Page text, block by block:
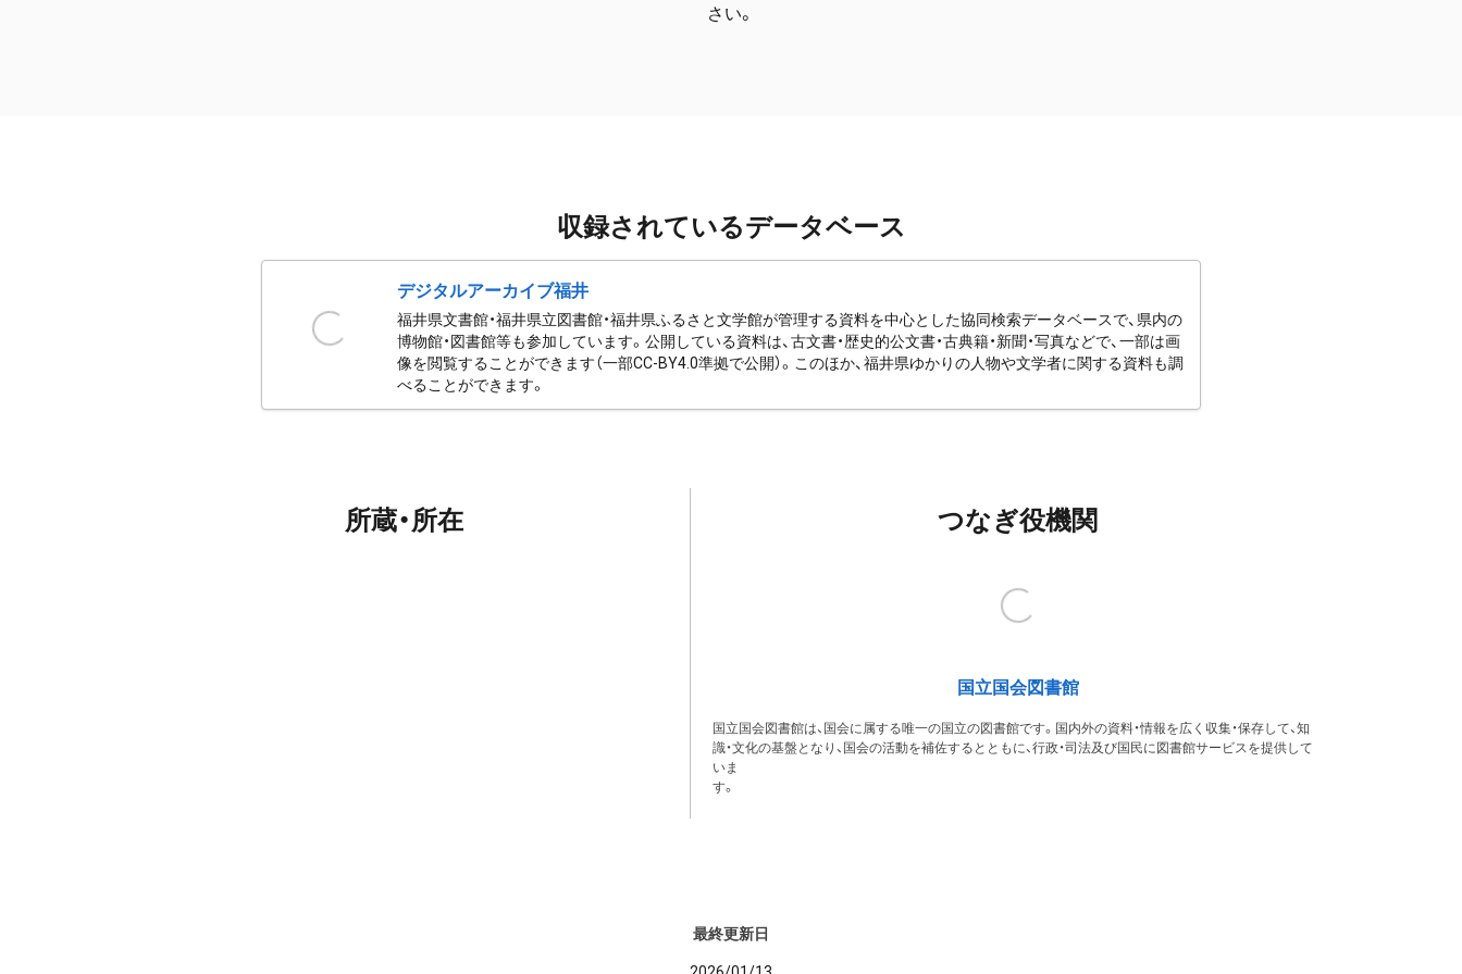
さい。
収録されているデータベース
デジタルアーカイブ福井
福井県文書館・福井県立図書館・福井県ふるさと文学館が管理する資料を中心とした協同検索データベースで、県内の
博物館・図書館等も参加しています。公開している資料は、古文書・歴史的公文書・古典籍・新聞・写真などで、一部は画
像を閲覧することができます（一部CC-BY4.0準拠で公開）。このほか、福井県ゆかりの人物や文学者に関する資料も調
べることができます。
所蔵・所在 つなぎ役機関
国立国会図書館
国立国会図書館は、国会に属する唯一の国立の図書館です。国内外の資料・情報を広く収集・保存して、知
識・文化の基盤となり、国会の活動を補佐するとともに、行政・司法及び国民に図書館サービスを提供して
いま
す。
最終更新日